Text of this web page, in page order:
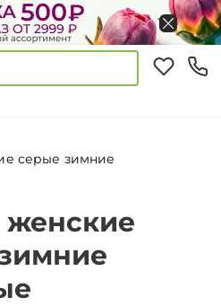
серые зимние
женские